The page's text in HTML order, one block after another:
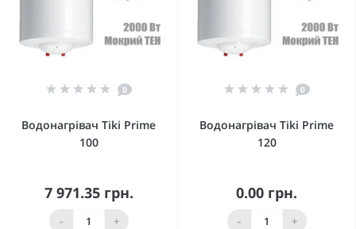
0
Водонагрівач Tiki Prime
100
7 971.35 грн.
- +
0
Водонагрівач Tiki Prime
120
0.00 грн.
- +